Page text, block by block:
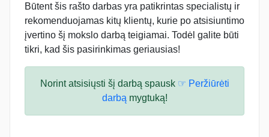
Būtent šis rašto darbas yra patikrintas specialistų ir
rekomenduojamas kitų klientų, kurie po atsisiuntimo
įvertino šį mokslo darbą teigiamai. Todėl galite būti
tikri, kad šis pasirinkimas geriausias!
Norint atsisiųsti šį darbą spausk ☞ Peržiūrėti
darbą mygtuką!